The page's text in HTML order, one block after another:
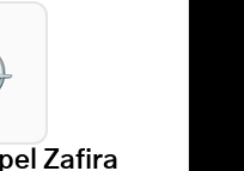
Zafira